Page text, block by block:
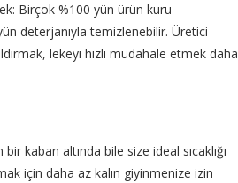
Birçok %100 yün ürün kuru
deterjanıyla temizlenebilir. Üretici
lekeyi hızlı müdahale etmek daha
kaban altında bile size ideal sıcaklığı
için daha az kalın giyinmenize izin